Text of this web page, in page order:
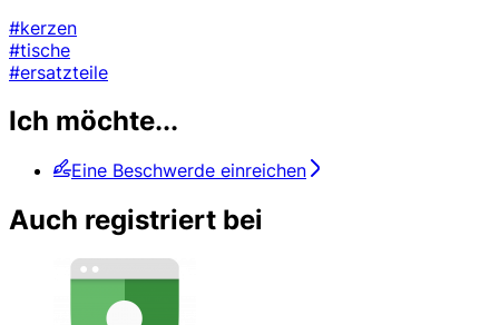
#kerzen
#tische
#ersatzteile
Ich möchte...
Eine Beschwerde einreichen
Auch registriert bei